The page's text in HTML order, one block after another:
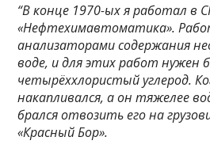
“В конце 1970-ых я работал в
«Нефтехимавтоматика».
анализаторами содержания
воде, и для этих работ нужен
четырёххлористый углерод.
накапливался, а он тяжелее
брался отвозить его на
«Красный Бор».